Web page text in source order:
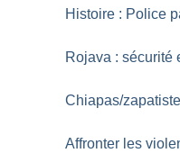
Histoire : Police
Rojava : sécurité
Chiapas/
Affronter les